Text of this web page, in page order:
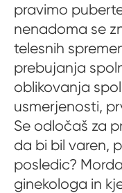
pravimo
nenadoma se
telesnih
prebujanja
oblikovanja
usmerjenosti,
Se odločaš za
da bi bil varen,
posledic?
ginekologa in